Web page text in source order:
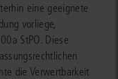
eine geeignete
vorliege,
StPO. Diese
die Verwertbarkeit